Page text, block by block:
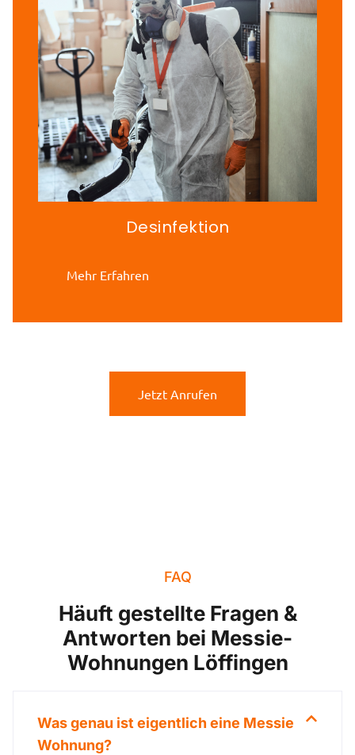
Desinfektion
Mehr Erfahren
Jetzt Anrufen
FAQ
Häuft gestellte Fragen &
Antworten bei Messie-
Wohnungen Löffingen
Was genau ist eigentlich eine Messie
Wohnung?